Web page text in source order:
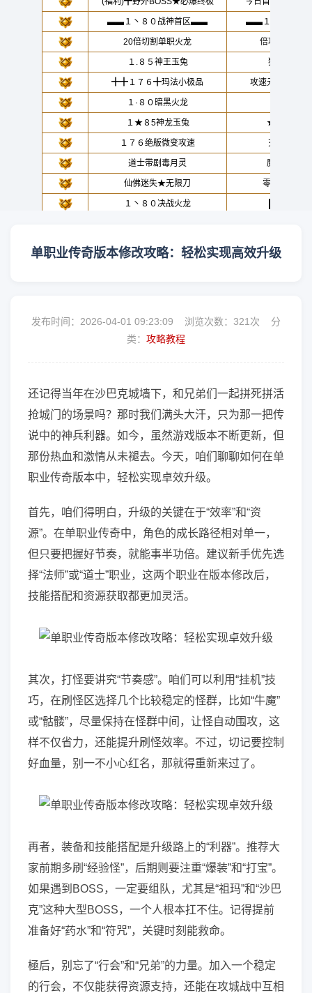
单职业传奇版本修改攻略：轻松实现高效升级
发布时间：2026-04-01 09:23:09 浏览次数： 321次 分
类： 攻略教程
还记得当年在沙巴克城墙下，和兄弟们一起拼死拼活
抢城门的场景吗？那时我们满头大汗，只为那一把传
说中的神兵利器。如今，虽然游戏版本不断更新，但
那份热血和激情从未褪去。今天，咱们聊聊如何在单
职业传奇版本中，轻松实现卓效升级。
首先，咱们得明白，升级的关键在于“效率”和“资
源”。在单职业传奇中，角色的成长路径相对单一，
但只要把握好节奏，就能事半功倍。建议新手优先选
择“法师”或“道士”职业，这两个职业在版本修改后，
技能搭配和资源获取都更加灵活。
其次，打怪要讲究“节奏感”。咱们可以利用“挂机”技
巧，在刷怪区选择几个比较稳定的怪群，比如“牛魔”
或“骷髅”，尽量保持在怪群中间，让怪自动围攻，这
样不仅省力，还能提升刷怪效率。不过，切记要控制
好血量，别一不小心红名，那就得重新来过了。
再者，装备和技能搭配是升级路上的“利器”。推荐大
家前期多刷“经验怪”，后期则要注重“爆装”和“打宝”。
如果遇到BOSS，一定要组队，尤其是“祖玛”和“沙巴
克”这种大型BOSS，一个人根本扛不住。记得提前
准备好“药水”和“符咒”，关键时刻能救命。
極后，别忘了“行会”和“兄弟”的力量。加入一个稳定
的行会，不仅能获得资源支持，还能在攻城战中互相